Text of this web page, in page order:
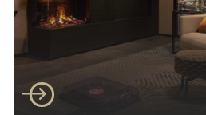
Faber E-matrix 800/650
II